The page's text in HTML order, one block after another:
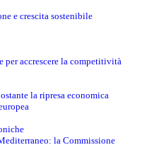
e crescita sostenibile
per accrescere la competitività
la ripresa economica
la Commissione